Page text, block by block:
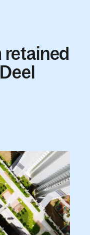
retained